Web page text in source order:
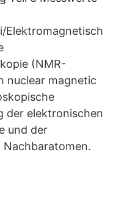
Elektromagnetisch
(NMR-
nuclear magnetic
der elektronischen
und der